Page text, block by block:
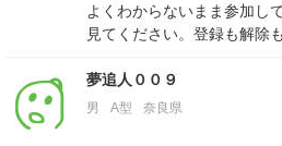
よくわからないまま参加し
見てください。登録も解除
夢追人００９
男 A型 奈良県